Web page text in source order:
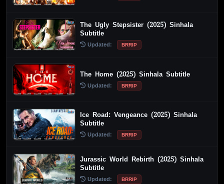
The Ugly Stepsister (2025) Sinhala
Subtitle
Updated: BRRIP
The Home (2025) Sinhala Subtitle
Updated: BRRIP
Ice Road: Vengeance (2025) Sinhala
Subtitle
Updated: BRRIP
Jurassic World Rebirth (2025) Sinhala
Subtitle
Updated: BRRIP